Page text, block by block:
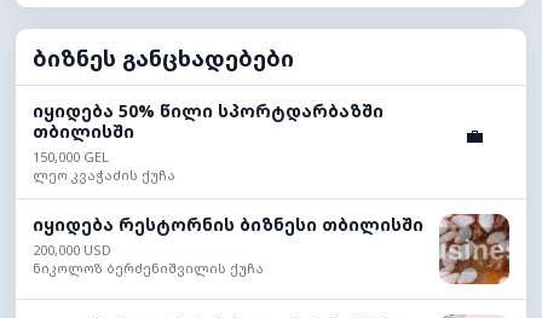
ბიზნეს განცხადებები
იყიდება 50% წილი სპორტდარბაზში
თბილისში
150,000 GEL
ლეო კვაჭაძის ქუჩა
💼
იყიდება რესტორნის ბიზნესი თბილისში
200,000 USD
ნიკოლოზ ბერძენიშვილის ქუჩა